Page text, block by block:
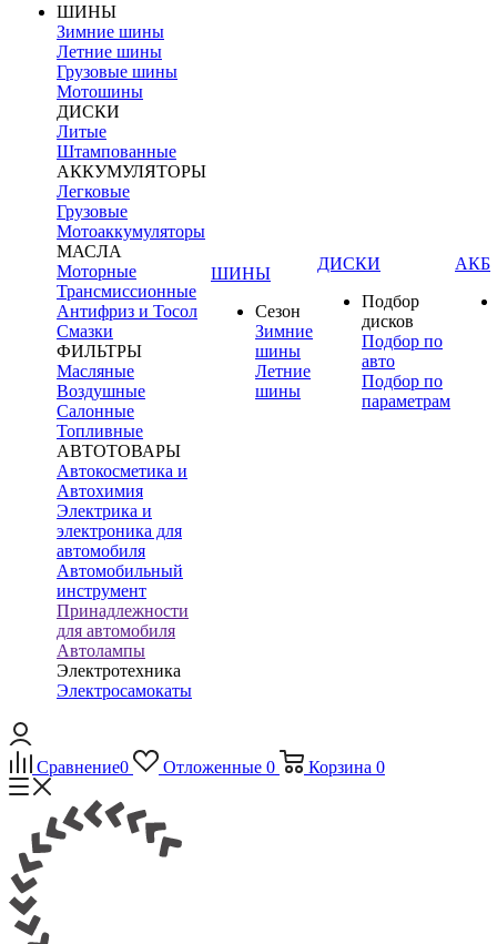
ШИНЫ
Зимние шины
Летние шины
Грузовые шины
Мотошины
ДИСКИ
Литые
Штампованные
АККУМУЛЯТОРЫ
Легковые
Грузовые
Мотоаккумуляторы
МАСЛА
Моторные
Трансмиссионные
Антифриз и Тосол
Смазки
ФИЛЬТРЫ
Масляные
Воздушные
Салонные
Топливные
АВТОТОВАРЫ
Автокосметика и
Автохимия
Электрика и
электроника для
автомобиля
Автомобильный
инструмент
Принадлежности
для автомобиля
Автолампы
Электротехника
Электросамокаты
ШИНЫ
Сезон
Зимние
шины
Летние
шины
ДИСКИ
Подбор
дисков
Подбор по
авто
Подбор по
параметрам
АКБ
Сравнение0 Отложенные 0 Корзина 0